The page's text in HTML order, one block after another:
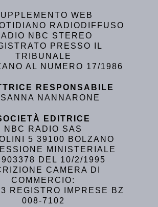
WEB
RADIODIFFUSO
NBC STEREO
PRESSO IL
TRIBUNALE
AL NUMERO 17/1986
RESPONSABILE
NANNARONE
EDITRICE
NBC RADIO SAS
5 39100 BOLZANO
MINISTERIALE
903378 DEL 10/2/1995
CAMERA DI
COMMERCIO:
REGISTRO IMPRESE BZ
008-7102